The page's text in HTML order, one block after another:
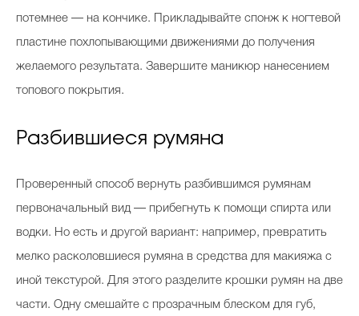
потемнее — на кончике. Прикладывайте спонж к ногтевой
пластине похлопывающими движениями до получения
желаемого результата. Завершите маникюр нанесением
топового покрытия.
Разбившиеся румяна
Проверенный способ вернуть разбившимся румянам
первоначальный вид — прибегнуть к помощи спирта или
водки. Но есть и другой вариант: например, превратить
мелко расколовшиеся румяна в средства для макияжа с
иной текстурой. Для этого разделите крошки румян на две
части. Одну смешайте с прозрачным блеском для губ,